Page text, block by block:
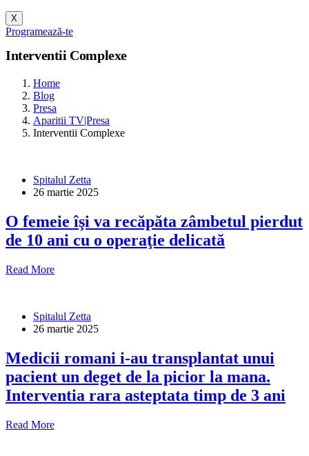
X
Programează-te
Interventii Complexe
Home
Blog
Presa
Aparitii TV|Presa
Interventii Complexe
Spitalul Zetta
26 martie 2025
O femeie îşi va recăpăta zâmbetul pierdut
de 10 ani cu o operaţie delicată
Read More
Spitalul Zetta
26 martie 2025
Medicii romani i-au transplantat unui
pacient un deget de la picior la mana.
Interventia rara asteptata timp de 3 ani
Read More